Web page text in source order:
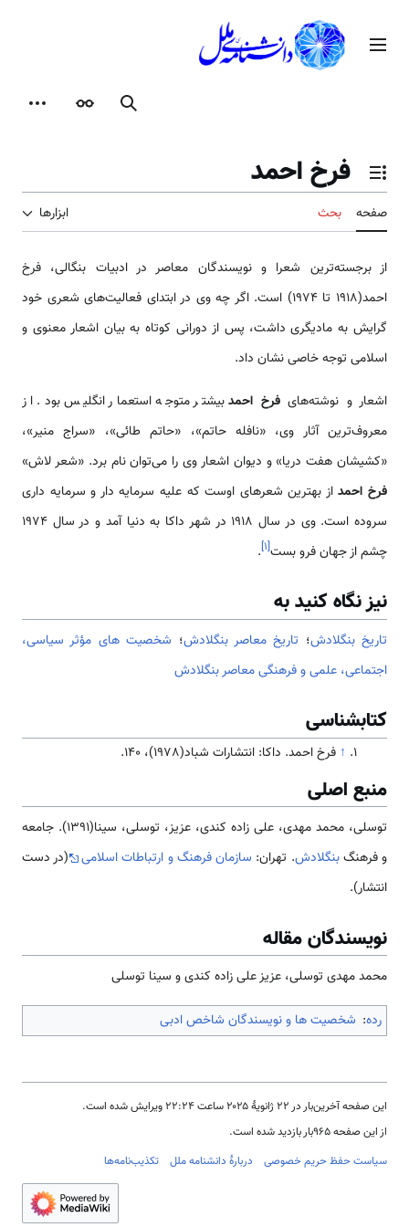
محتوامنوی اصلی
جستجوظاهر
تغییر وضعیت فهرست محتویات
فرخ احمد
صفحه بحث ابزارها
از برجسته‌ترین شعرا و نویسندگان معاصر در ادبیات بنگالی، فرخ
احمد(1918 تا 1974) است. اگر چه وی در ابتدای فعالیت‌های شعری خود
گرایش به مادیگری داشت، پس از دورانی کوتاه به بیان اشعار معنوی و
اسلامی‌ توجه خاصی نشان داد.
اشعار و نوشته‌هایفرخ احمدبیشتر متوجه استعمار انگلیس بود. از
معروف‌ترین آثار وی، «نافله حاتم»، «حاتم طائی»، «سراج منیر»،
«کشیشان هفت دریا» و دیوان اشعار وی را می‌توان نام برد. «شعر لاش»
فرخ احمداز بهترین شعرهای اوست که علیه سرمایه دار و سرمایه داری
سروده است. وی در سال 1918 در شهر داکا به دنیا آمد و در سال 1974
چشم از جهان فرو بست[۱]
.
نیز نگاه کنید به
تاریخ بنگلادش؛ تاريخ معاصر بنگلادش؛ شخصیت های مؤثر سیاسی،
اجتماعی، علمی و فرهنگی معاصر بنگلادش
کتابشناسی
↑ فرخ احمد. داکا: انتشارات شباد(1978)، 140.
منبع اصلی
توسلی، محمد مهدی، علی زاده کندی، عزیز، توسلی، سینا(1391). جامعه
و فرهنگبنگلادش. تهران: سازمان فرهنگ و ارتباطات اسلامی
(در دست
انتشار).
نویسندگان مقاله
محمد مهدی توسلی، عزیز علی زاده کندی و سینا توسلی
رده: شخصیت ها و نویسندگان شاخص ادبی
این صفحه آخرین‌بار در ‏۲۲ ژانویهٔ ۲۰۲۵ ساعت ‏۲۲:۲۴ ویرایش شده است.
از این صفحه ۹۶۵بار بازدید شده است.
سیاست حفظ حریم خصوصی
دربارهٔ دانشنامه ملل تکذیب‌نامه‌ها